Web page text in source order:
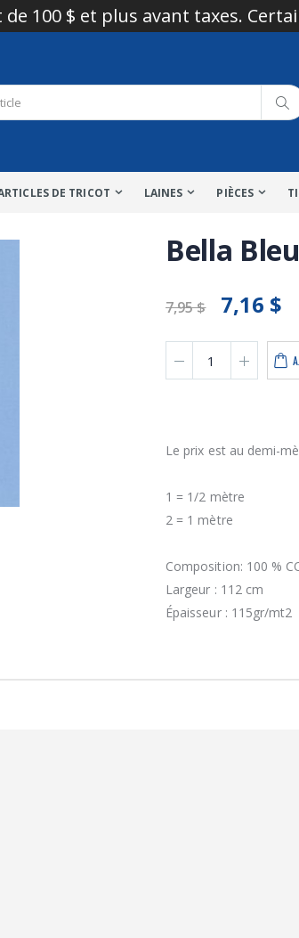
100 $ et plus avant taxes.
DE TRICOT LAINES PIÈCES
Bella
7,95 $ 7,16 $
Le prix est au demi-
1 = 1/2 mètre
2 = 1 mètre
Composition: 100 %
Largeur : 112 cm
Épaisseur : 115gr/mt2